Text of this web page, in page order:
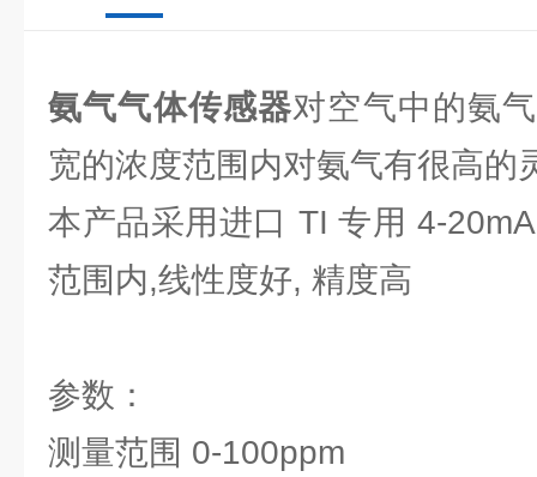
氨气气体传感器对空气中的氨
宽的浓度范围内对氨气有很高的
本产品采用进口 TI 专用 4-
范围内,线性度好, 精度高
参数：
测量范围 0-100ppm